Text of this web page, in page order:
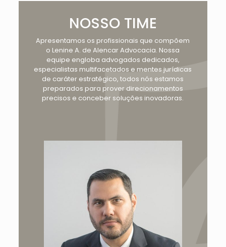
NOSSO TIME
Apresentamos os profissionais que compõem
o Lenine A. de Alencar Advocacia. Nossa
equipe engloba advogados dedicados,
especialistas multifacetados e mentes jurídicas
de caráter estratégico, todos nós estamos
preparados para prover direcionamentos
precisos e conceber soluções inovadoras.